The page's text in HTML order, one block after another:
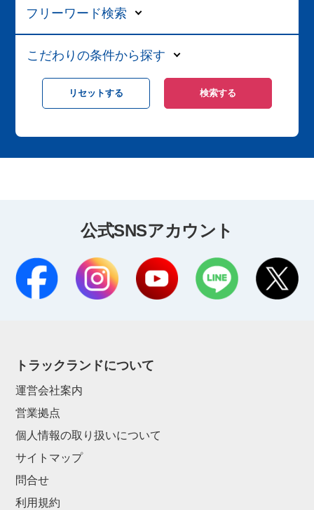
フリーワード検索
こだわりの条件から探す
公式SNSアカウント
トラックランドについて
運営会社案内
営業拠点
個人情報の取り扱いについて
サイトマップ
問合せ
利用規約